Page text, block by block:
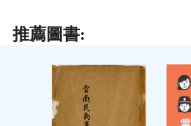
推薦圖書: